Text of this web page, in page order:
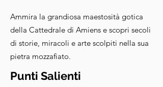
Ammira la grandiosa maestosità gotica
della Cattedrale di Amiens e scopri secoli
di storie, miracoli e arte scolpiti nella sua
pietra mozzafiato.
Punti Salienti